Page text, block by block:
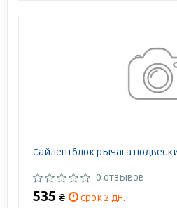
Сайлентблок рычага
0 отзывов
535 ₴
срок 2 дн.